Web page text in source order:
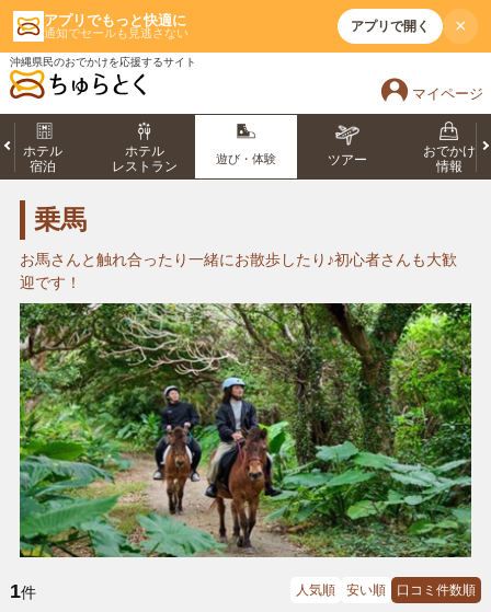
アプリでもっと快適に
通知でセールも見逃さない アプリで開く ×
沖縄県民のおでかけを応援するサイト
マイページ
ホテル
宿泊
ホテル
レストラン
遊び・体験 ツアー
おでかけ
情報
乗馬
お馬さんと触れ合ったり一緒にお散歩したり♪初心者さんも大歓
迎です！
1件 人気順 安い順 口コミ件数順